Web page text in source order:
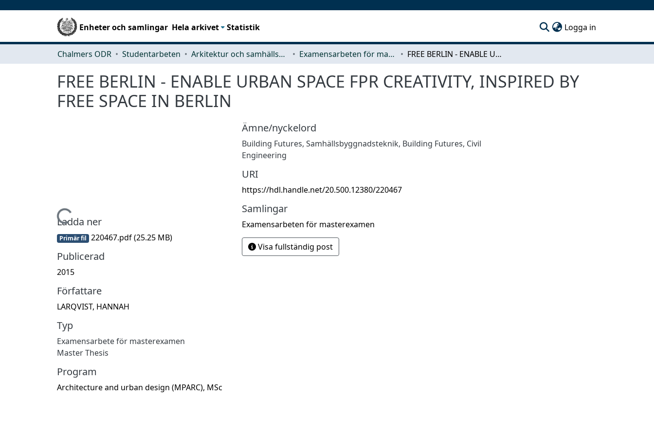
Enheter och samlingar Hela arkivet Statistik Logga in
Chalmers ODR Studentarbeten Arkitektur och samhällsbyggnadsteknik (ACE) Examensarbeten för masterexamen FREE BERLIN - ENABLE URBAN SPACE FPR CREATIVITY, INSPIRED BY FREE SPACE IN BERLIN
FREE BERLIN - ENABLE URBAN SPACE FPR CREATIVITY, INSPIRED BY
FREE SPACE IN BERLIN
Hämtar...
Ladda ner
Primär fil 220467.pdf(25.25 MB)
Publicerad
2015
Författare
LARQVIST, HANNAH
Typ
Examensarbete för masterexamen
Master Thesis
Program
Architecture and urban design (MPARC), MSc
Ämne/nyckelord
Building Futures, Samhällsbyggnadsteknik, Building Futures, Civil
Engineering
URI
https://hdl.handle.net/20.500.12380/220467
Samlingar
Examensarbeten för masterexamen
Visa fullständig post